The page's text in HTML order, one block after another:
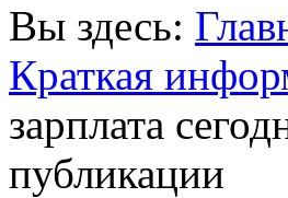
Вы здесь:
Краткая
зарплата
публикации